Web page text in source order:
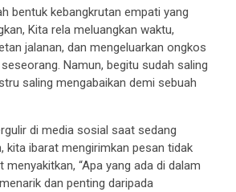
bentuk kebangkrutan empati yang
Kita rela meluangkan waktu,
jalanan, dan mengeluarkan ongkos
Namun, begitu sudah saling
saling mengabaikan demi sebuah
di media sosial saat sedang
kita ibarat mengirimkan pesan tidak
“Apa yang ada di dalam
dan penting daripada